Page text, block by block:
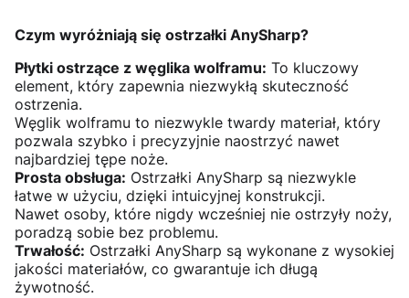
Czym wyróżniają się ostrzałki AnySharp?
Płytki ostrzące z węglika wolframu: To kluczowy
element, który zapewnia niezwykłą skuteczność
ostrzenia.
Węglik wolframu to niezwykle twardy materiał, który
pozwala szybko i precyzyjnie naostrzyć nawet
najbardziej tępe noże.
Prosta obsługa: Ostrzałki AnySharp są niezwykle
łatwe w użyciu, dzięki intuicyjnej konstrukcji.
Nawet osoby, które nigdy wcześniej nie ostrzyły noży,
poradzą sobie bez problemu.
Trwałość: Ostrzałki AnySharp są wykonane z wysokiej
jakości materiałów, co gwarantuje ich długą
żywotność.